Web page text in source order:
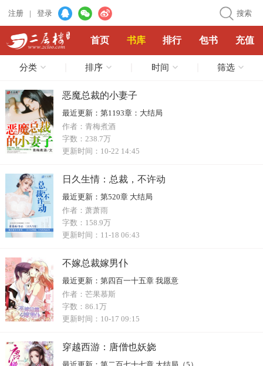
注册 | 登录 搜索
首页 书库 排行 包书 充值
分类 排序 时间 筛选
恶魔总裁的小妻子
最近更新： 第1193章：大结局
作者： 青梅煮酒
字数： 238.7万
更新时间： 10-22 14:45
日久生情：总裁，不许动
最近更新：
第520章 大结局
作者： 萧萧雨
字数： 158.9万
更新时间： 11-18 06:43
不嫁总裁嫁男仆
最近更新： 第四百一十五章 我愿意
作者： 芒果慕斯
字数： 86.1万
更新时间： 10-17 09:15
穿越西游：唐僧也妖娆